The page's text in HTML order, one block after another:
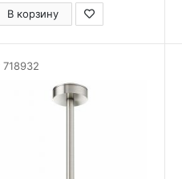
В корзину
718932